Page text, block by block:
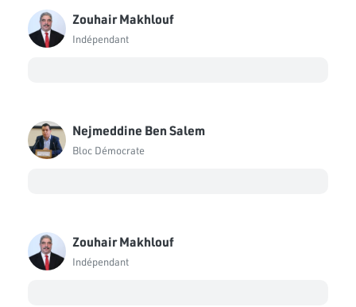
Zouhair Makhlouf
Indépendant
Nejmeddine Ben Salem
Bloc Démocrate
Zouhair Makhlouf
Indépendant